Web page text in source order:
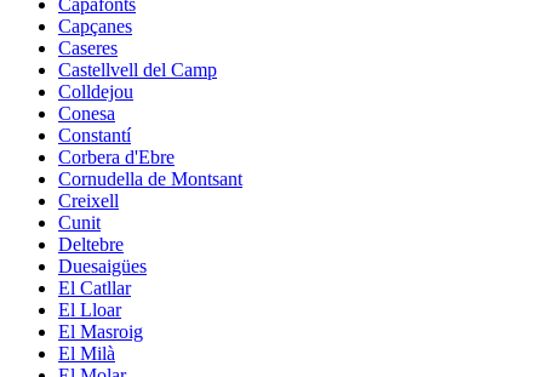
Capçanes
Caseres
Castellvell del Camp
Colldejou
Conesa
Constantí
Corbera d'Ebre
Cornudella de Montsant
Creixell
Cunit
Deltebre
Duesaigües
El Catllar
El Lloar
El Masroig
El Milà